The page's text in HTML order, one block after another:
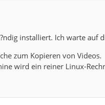
installiert. Ich warte auf
zum Kopieren von Videos.
wird ein reiner Linux-